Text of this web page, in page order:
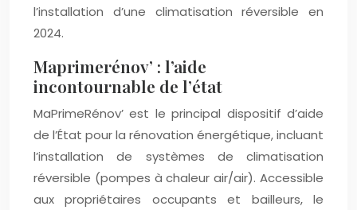
l’installation d’une climatisation réversible en
2024.
Maprimerénov’ : l’aide
incontournable de l’état
MaPrimeRénov’ est le principal dispositif d’aide
de l’État pour la rénovation énergétique, incluant
l’installation de systèmes de climatisation
réversible (pompes à chaleur air/air). Accessible
aux propriétaires occupants et bailleurs, le